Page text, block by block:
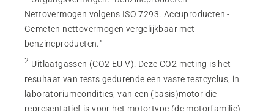
Nettovermogen volgens ISO 7293. Accuproducten -
Gemeten nettovermogen vergelijkbaar met
benzineproducten."
2 Uitlaatgassen (CO2 EU V): Deze CO2-meting is het
resultaat van tests gedurende een vaste testcyclus, in
laboratoriumcondities, van een (basis)motor die
representatief is voor het motortype (de motorfamilie),